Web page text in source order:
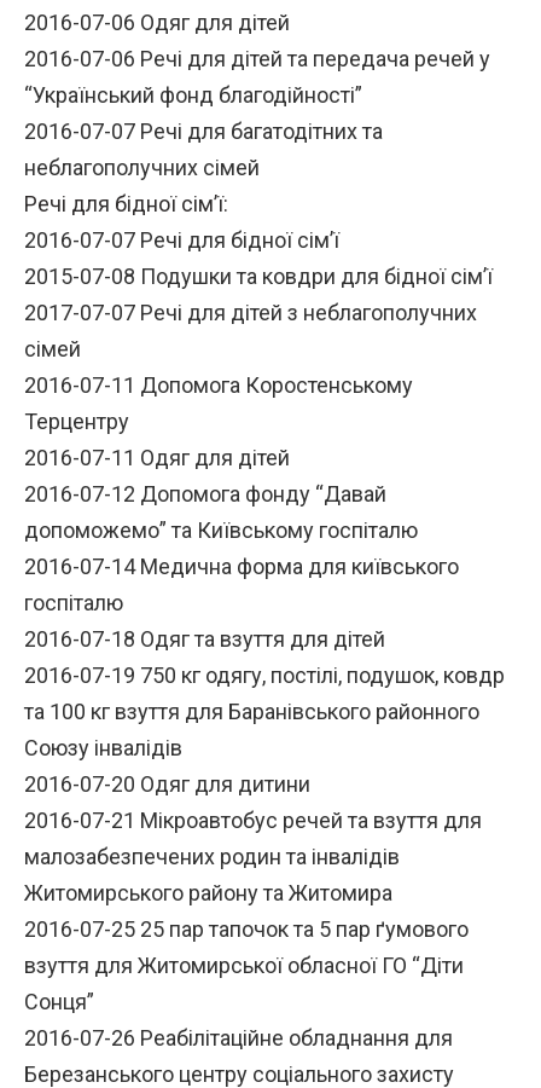
2016-07-06 Одяг для дітей
2016-07-06 Речі для дітей та передача речей у
“Український фонд благодійності”
2016-07-07 Речі для багатодітних та
неблагополучних сімей
Речі для бідної сім’ї:
2016-07-07 Речі для бідної сім’ї
2015-07-08 Подушки та ковдри для бідної сім’ї
2017-07-07 Речі для дітей з неблагополучних
сімей
2016-07-11 Допомога Коростенському
Терцентру
2016-07-11 Одяг для дітей
2016-07-12 Допомога фонду “Давай
допоможемо” та Київському госпіталю
2016-07-14 Медична форма для київського
госпіталю
2016-07-18 Одяг та взуття для дітей
2016-07-19 750 кг одягу, постілі, подушок, ковдр
та 100 кг взуття для Баранівського районного
Союзу інвалідів
2016-07-20 Одяг для дитини
2016-07-21 Мікроавтобус речей та взуття для
малозабезпечених родин та інвалідів
Житомирського району та Житомира
2016-07-25 25 пар тапочок та 5 пар ґумового
взуття для Житомирської обласної ГО “Діти
Сонця”
2016-07-26 Реабілітаційне обладнання для
Березанського центру соціального захисту